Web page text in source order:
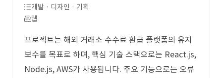
개발 · 디자인 · 기획
웹
프로젝트는 해외 거래소 수수료 환급 플랫폼의 유지
보수를 목표로 하며, 핵심 기술 스택으로는 React.js,
Node.js, AWS가 사용됩니다. 주요 기능으로는 오류